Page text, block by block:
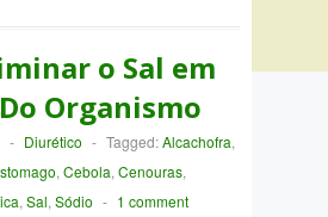
o Sal em
Organismo
- Diurético - Tagged:Alcachofra,
, Cebola, Cenouras,
, Sal, Sódio - 1 comment